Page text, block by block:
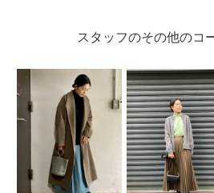
スタッフのその他のコ